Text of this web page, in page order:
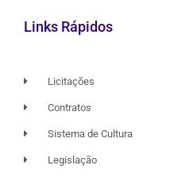
Links Rápidos
Licitações
Contratos
Sistema de Cultura
Legislação